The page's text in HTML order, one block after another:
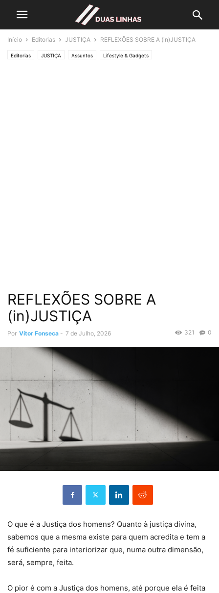
Início Editorias JUSTIÇA REFLEXÕES SOBRE A (in)JUSTIÇA
Editorias JUSTIÇA Assuntos Lifestyle & Gadgets
REFLEXÕES SOBRE A
(in)JUSTIÇA
Por Vítor Fonseca - 7 de Julho, 2026 0
321
O que é a Justiça dos homens? Quanto à justiça divina,
sabemos que a mesma existe para quem acredita e tem a
fé suficiente para interiorizar que, numa outra dimensão,
será, sempre, feita.
O pior é com a Justiça dos homens, até porque ela é feita